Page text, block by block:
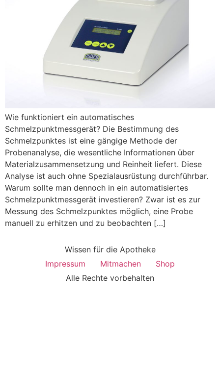
Wie funktioniert ein automatisches
Schmelzpunktmessgerät? Die Bestimmung des
Schmelzpunktes ist eine gängige Methode der
Probenanalyse, die wesentliche Informationen über
Materialzusammensetzung und Reinheit liefert. Diese
Analyse ist auch ohne Spezialausrüstung durchführbar.
Warum sollte man dennoch in ein automatisiertes
Schmelzpunktmessgerät investieren? Zwar ist es zur
Messung des Schmelzpunktes möglich, eine Probe
manuell zu erhitzen und zu beobachten […]
Wissen für die Apotheke
Impressum
Mitmachen
Shop
Alle Rechte vorbehalten